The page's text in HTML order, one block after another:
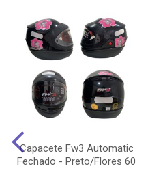
Capacete Fw3 Automatic
Fechado - Preto/Flores 60